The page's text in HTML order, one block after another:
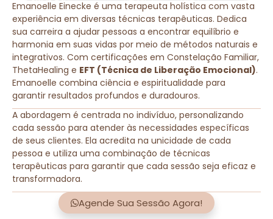
Emanoelle Einecke é uma terapeuta holística com vasta
experiência em diversas técnicas terapêuticas. Dedica
sua carreira a ajudar pessoas a encontrar equilíbrio e
harmonia em suas vidas por meio de métodos naturais e
integrativos. Com certificações em Constelação Familiar,
ThetaHealing e EFT (Técnica de Liberação Emocional).
Emanoelle combina ciência e espiritualidade para
garantir resultados profundos e duradouros.
A abordagem é centrada no indivíduo, personalizando
cada sessão para atender às necessidades específicas
de seus clientes. Ela acredita na unicidade de cada
pessoa e utiliza uma combinação de técnicas
terapêuticas para garantir que cada sessão seja eficaz e
transformadora.
Agende Sua Sessão Agora!